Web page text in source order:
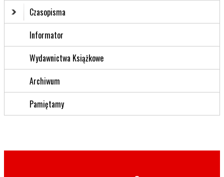
Czasopisma
Informator
Wydawnictwa Książkowe
Archiwum
Pamiętamy